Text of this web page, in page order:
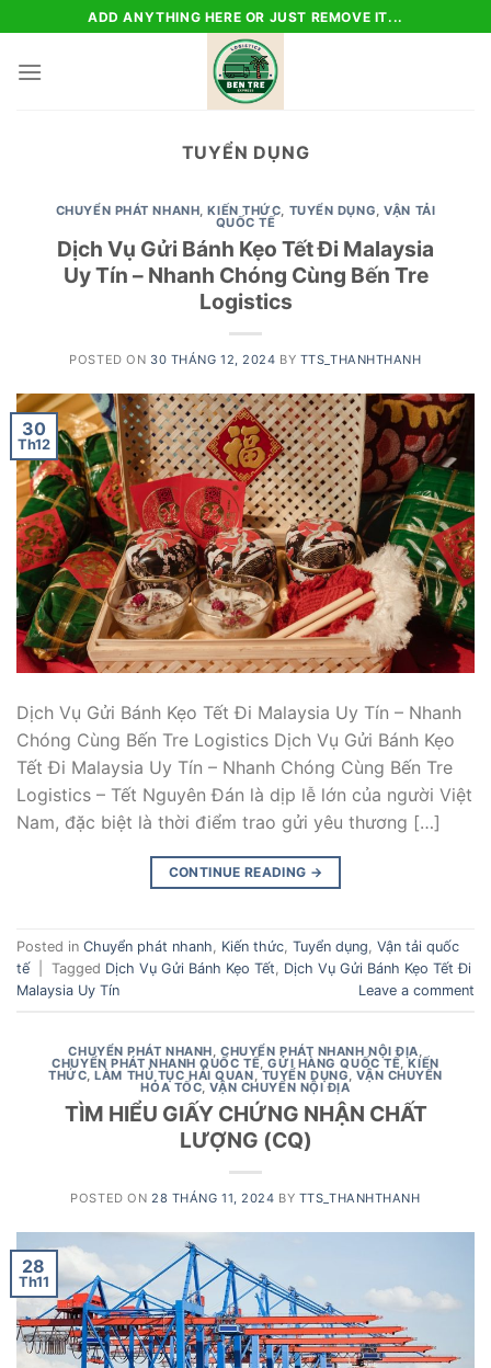
to
content
ADD ANYTHING HERE OR JUST REMOVE IT...
TUYỂN DỤNG
CHUYỂN PHÁT NHANH,KIẾN THỨC, TUYỂN DỤNG,VẬN TẢI
QUỐC TẾ
Dịch Vụ Gửi Bánh Kẹo Tết Đi Malaysia
Uy Tín – Nhanh Chóng Cùng Bến Tre
Logistics
POSTED ON 30 THÁNG 12, 2024 BY TTS_THANHTHANH
30
Th12
Dịch Vụ Gửi Bánh Kẹo Tết Đi Malaysia Uy Tín – Nhanh
Chóng Cùng Bến Tre Logistics Dịch Vụ Gửi Bánh Kẹo
Tết Đi Malaysia Uy Tín – Nhanh Chóng Cùng Bến Tre
Logistics – Tết Nguyên Đán là dịp lễ lớn của người Việt
Nam, đặc biệt là thời điểm trao gửi yêu thương […]
CONTINUE READING →
Posted in Chuyển phát nhanh, Kiến thức, Tuyển dụng, Vận tải quốc
tế
Tagged Dịch Vụ Gửi Bánh Kẹo Tết, Dịch Vụ Gửi Bánh Kẹo Tết Đi
Malaysia Uy Tín
Leave a comment
CHUYỂN PHÁT NHANH,CHUYỂN PHÁT NHANH NỘI ĐỊA,
CHUYỂN PHÁT NHANH QUỐC TẾ,GỬI HÀNG QUỐC TẾ,KIẾN
THỨC,LÀM THỦ TỤC HẢI QUAN, TUYỂN DỤNG,VẬN CHUYỂN
HỎA TỐC,VẬN CHUYỂN NỘI ĐỊA
TÌM HIỂU GIẤY CHỨNG NHẬN CHẤT
LƯỢNG (CQ)
POSTED ON 28 THÁNG 11, 2024 BY TTS_THANHTHANH
28
Th11